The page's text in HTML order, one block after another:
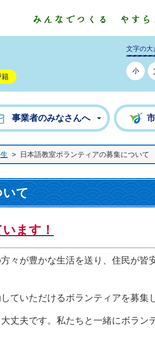
籍
文字の大
小
事業者のみなさんへ
> 日本語教室ボランティアの募集について
て
ます！
々が豊かな生活を送り、住民が皆
ていただけるボランティアを募集
丈夫です。私たちと一緒にボラン